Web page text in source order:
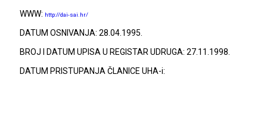
WWW: http://dai-sai.hr/
DATUM OSNIVANJA: 28.04.1995.
BROJ I DATUM UPISA U REGISTAR UDRUGA: 27.11.1998.
DATUM PRISTUPANJA ČLANICE UHA-i: